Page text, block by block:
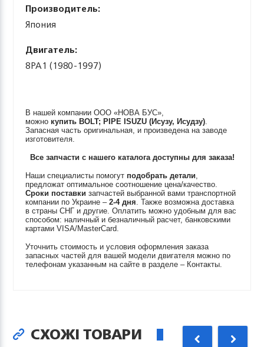
Производитель:
Япония
Двигатель:
8PA1 (1980-1997)
В нашей компании ООО «НОВА БУС»,
можно купить BOLT; PIPE ISUZU (Исузу, Исудзу).
Запасная часть оригинальная, и произведена на заводе
изготовителя.
Все запчасти с нашего каталога доступны для заказа!
Наши специалисты помогут подобрать детали,
предложат оптимальное соотношение цена/качество.
Сроки поставки запчастей выбранной вами транспортной
компании по Украине –2-4 дня. Также возможна доставка
в страны СНГ и другие. Оплатить можно удобным для вас
способом: наличный и безналичный расчет, банковскими
картами VISA/MasterCard.
Уточнить стоимость и условия оформления заказа
запасных частей для вашей модели двигателя можно по
телефонам указанным на сайте в разделе – Контакты.
СХОЖІ ТОВАРИ